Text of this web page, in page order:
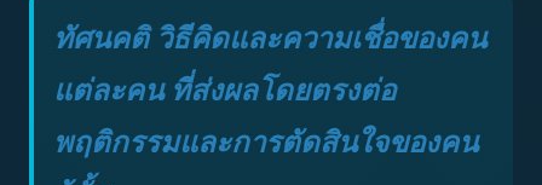
ทัศนคติ วิธีคิดและความเชื่อของคน
แต่ละคน ที่ส่งผลโดยตรงต่อ
พฤติกรรมและการตัดสินใจของคน